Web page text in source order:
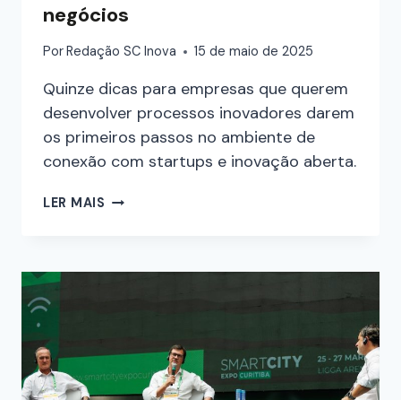
negócios
PorRedação SC Inova 15 de maio de 2025
Quinze dicas para empresas que querem
desenvolver processos inovadores darem
os primeiros passos no ambiente de
conexão com startups e inovação aberta.
LER MAIS